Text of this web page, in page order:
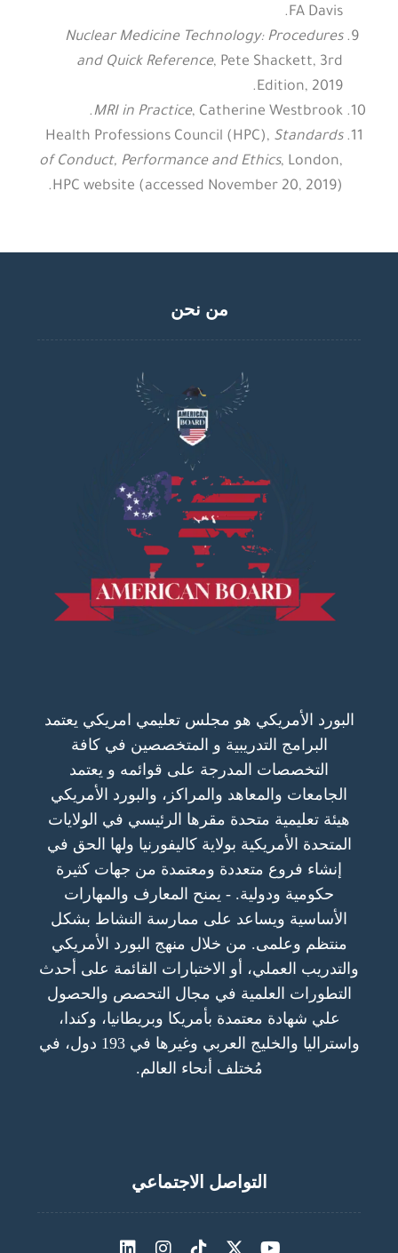
FA Davis.
Nuclear Medicine Technology: Procedures
and Quick Reference, Pete Shackett, 3rd
Edition, 2019.
MRI in Practice, Catherine Westbrook.
Health Professions Council (HPC), Standards
of Conduct, Performance and Ethics, London,
HPC website (accessed November 20, 2019).
من نحن
البورد الأمريكي هو مجلس تعليمي امريكي يعتمد
البرامج التدريبية و المتخصصين في كافة
التخصصات المدرجة على قوائمه و يعتمد
الجامعات والمعاهد والمراكز، والبورد الأمريكي
هيئة تعليمية متحدة مقرها الرئيسي في الولايات
المتحدة الأمريكية بولاية كاليفورنيا ولها الحق في
إنشاء فروع متعددة ومعتمدة من جهات كثيرة
حكومية ودولية. - يمنح المعارف والمهارات
الأساسية ويساعد على ممارسة النشاط بشكل
منتظم وعلمى. من خلال منهج البورد الأمريكي
والتدريب العملي، أو الاختبارات القائمة على أحدث
التطورات العلمية في مجال التحصص والحصول
علي شهادة معتمدة بأمريكا وبريطانيا، وكندا،
واستراليا والخليج العربي وغيرها في 193 دول، في
مُختلف أنحاء العالم.
التواصل الاجتماعي